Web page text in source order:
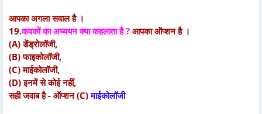
आपका अगला सवाल है ।
19.कवकों का अध्ययन क्या कहलाता है ? आपका ऑप्शन है ।
(A) डेंड्रोलॉजी,
(B) फाइकोलॉजी,
(C) माईकोलॉजी,
(D) इनमें से कोई नहीं,
सही जवाब है - ऑप्शन (C)माईकोलॉजी